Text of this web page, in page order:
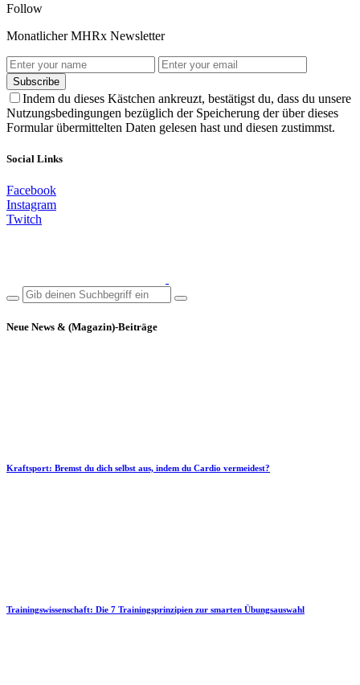
Follow
Monatlicher MHRx Newsletter
Subscribe
Indem du dieses Kästchen ankreuzt, bestätigst du, dass du unsere
Nutzungsbedingungen bezüglich der Speicherung der über dieses
Formular übermittelten Daten gelesen hast und diesen zustimmst.
Social Links
Facebook
Instagram
Twitch
Neue News & (Magazin)-Beiträge
Kraftsport: Bremst du dich selbst aus, indem du Cardio vermeidest?
Trainingswissenschaft: Die 7 Trainingsprinzipien zur smarten Übungsauswahl